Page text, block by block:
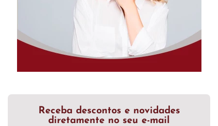
Receba descontos e novidades
diretamente no seu e-mail